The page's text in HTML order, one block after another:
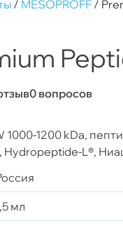
/ MESOPROFF /
0 вопросов
1000-1200 kDa,
Hydropeptide-L®,
мл